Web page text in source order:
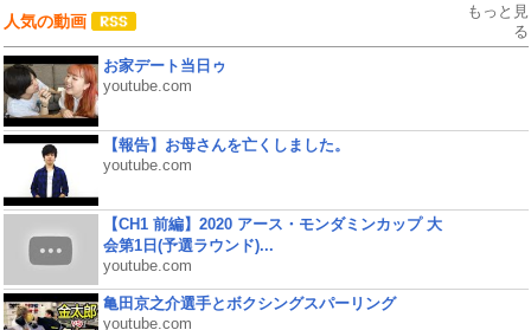
人気の動画
もっと見
る
お家デート当日ゥ
youtube.com
【報告】お母さんを亡くしました。
youtube.com
【CH1 前編】2020 アース・モンダミンカップ 大
会第1日(予選ラウンド)...
youtube.com
亀田京之介選手とボクシングスパーリング
youtube.com